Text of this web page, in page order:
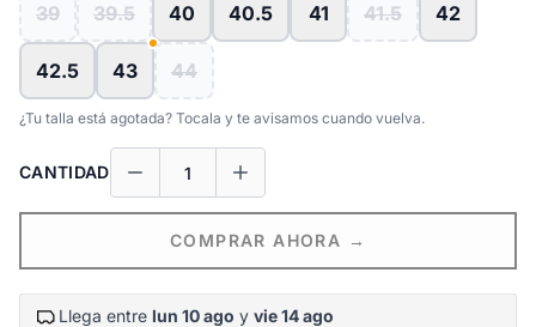
39 39.5 40 40.5 41 41.5 42
42.5 43 44
¿Tu talla está agotada? Tocala y te avisamos cuando vuelva.
CANTIDAD
COMPRAR AHORA →
Llega entre lun 10 ago y vie 14 ago